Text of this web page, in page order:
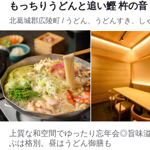
もっちりうどんと追い鰹 杵の
北葛城郡広陵町 / うどん、うどんすき、し
上質な和空間でゆったり忘年会◎旨味
ぶは格別。昼はうどん御膳も